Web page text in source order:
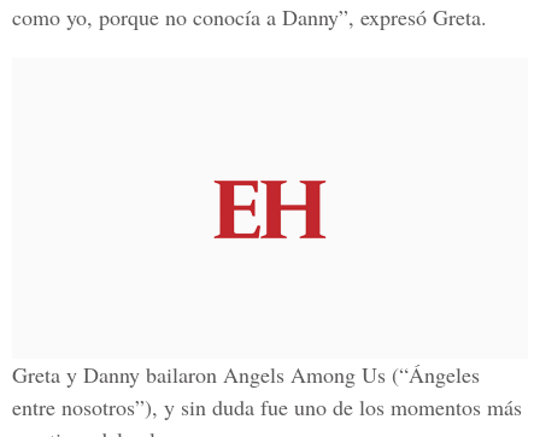
como yo, porque no conocía a Danny”, expresó Greta.
Greta y Danny bailaron Angels Among Us (“Ángeles
entre nosotros”), y sin duda fue uno de los momentos más